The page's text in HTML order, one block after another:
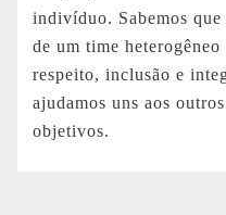
indivíduo. Sabemos
de um time
respeito, inclusão e
ajudamos uns aos
objetivos.